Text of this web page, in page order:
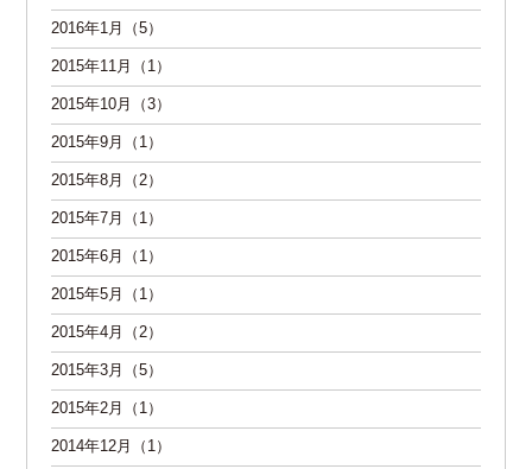
2016年1月（5）
2015年11月（1）
2015年10月（3）
2015年9月（1）
2015年8月（2）
2015年7月（1）
2015年6月（1）
2015年5月（1）
2015年4月（2）
2015年3月（5）
2015年2月（1）
2014年12月（1）